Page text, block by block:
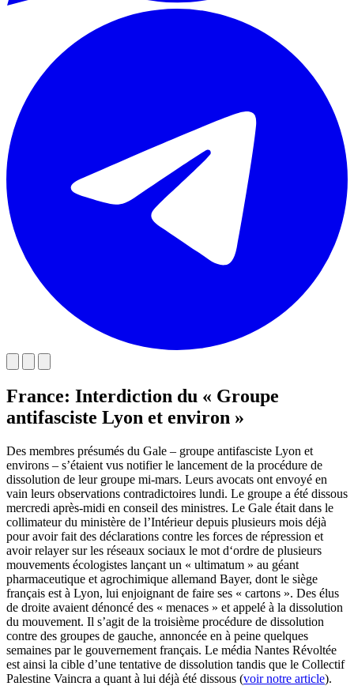
France: Interdiction du « Groupe
antifasciste Lyon et environ »
Des membres présumés du Gale – groupe antifasciste Lyon et
environs – s’étaient vus notifier le lancement de la procédure de
dissolution de leur groupe mi-mars. Leurs avocats ont envoyé en
vain leurs observations contradictoires lundi. Le groupe a été dissous
mercredi après-midi en conseil des ministres. Le Gale était dans le
collimateur du ministère de l’Intérieur depuis plusieurs mois déjà
pour avoir fait des déclarations contre les forces de répression et
avoir relayer sur les réseaux sociaux le mot d‘ordre de plusieurs
mouvements écologistes lançant un « ultimatum » au géant
pharmaceutique et agrochimique allemand Bayer, dont le siège
français est à Lyon, lui enjoignant de faire ses « cartons ». Des élus
de droite avaient dénoncé des « menaces » et appelé à la dissolution
du mouvement. Il s’agit de la troisième procédure de dissolution
contre des groupes de gauche, annoncée en à peine quelques
semaines par le gouvernement français. Le média Nantes Révoltée
est ainsi la cible d’une tentative de dissolution tandis que le Collectif
Palestine Vaincra a quant à lui déjà été dissous (voir notre article).